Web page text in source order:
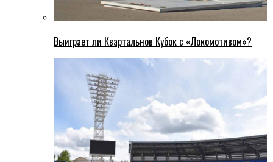
Выиграет ли Квартальнов Кубок с «Локомотивом»?